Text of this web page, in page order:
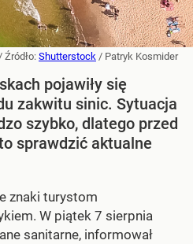
Źródło: Shutterstock / Patryk Kosmider
pojawiły się
zakwitu sinic. Sytuacja
szybko, dlatego przed
sprawdzić aktualne
znaki turystom
W piątek 7 sierpnia
sanitarne, informował